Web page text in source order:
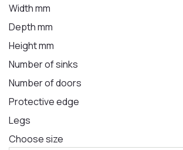
LA COMANDA
Width mm
Depth mm
Height mm
Number of sinks
Number of doors
Protective edge
Legs
Choose size